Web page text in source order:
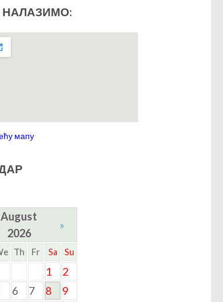
НАЛАЗИМО:
мапу
August
2026
»
Th Fr Sa Su
1
2
6 7 8
9